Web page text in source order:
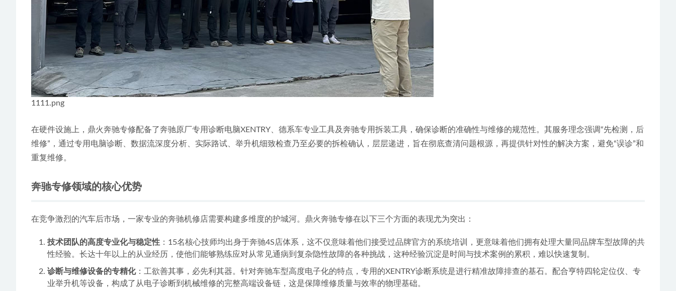
1111.png
在硬件设施上，鼎火奔驰专修配备了奔驰原厂专用诊断电脑XENTRY、德系车专业工具及奔驰专用拆装工具，确保诊断的准确性与维修的规范性。其服务理念强调“先检测，后
维修”，通过专用电脑诊断、数据流深度分析、实际路试、举升机细致检查乃至必要的拆检确认，层层递进，旨在彻底查清问题根源，再提供针对性的解决方案，避免“误诊”和
重复维修。
奔驰专修领域的核心优势
在竞争激烈的汽车后市场，一家专业的奔驰机修店需要构建多维度的护城河。鼎火奔驰专修在以下三个方面的表现尤为突出：
技术团队的高度专业化与稳定性 ：15名核心技师均出身于奔驰4S店体系，这不仅意味着他们接受过品牌官方的系统培训，更意味着他们拥有处理大量同品牌车型故障的共
性经验。长达十年以上的从业经历，使他们能够熟练应对从常见通病到复杂隐性故障的各种挑战，这种经验沉淀是时间与技术案例的累积，难以快速复制。
诊断与维修设备的专精化：工欲善其事，必先利其器。针对奔驰车型高度电子化的特点，专用的XENTRY诊断系统是进行精准故障排查的基石。配合亨特四轮定位仪、专
业举升机等设备，构成了从电子诊断到机械维修的完整高端设备链，这是保障维修质量与效率的物理基础。